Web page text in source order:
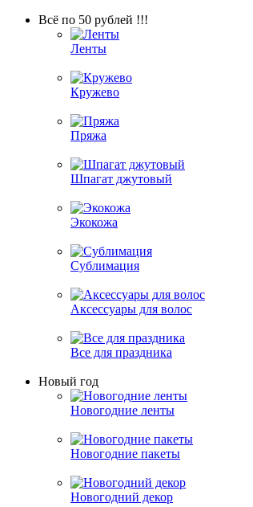
Всё по 50 рублей !!!
Ленты
Кружево
Пряжа
Шпагат джутовый
Экокожа
Сублимация
Аксессуары для волос
Все для праздника
Новый год
Новогодние ленты
Новогодние пакеты
Новогодний декор